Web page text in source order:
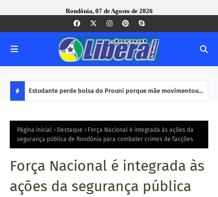
Rondônia, 07 de Agosto de 2026
S
T
A
Estudante perde bolsa do Prouni porque mãe movimentou
renda', diz
Página inicial Destaque
Força Nacional é integrada às ações da
segurança pública de Rondônia para combater crimes de facções
Força Nacional é integrada às
ações da segurança pública